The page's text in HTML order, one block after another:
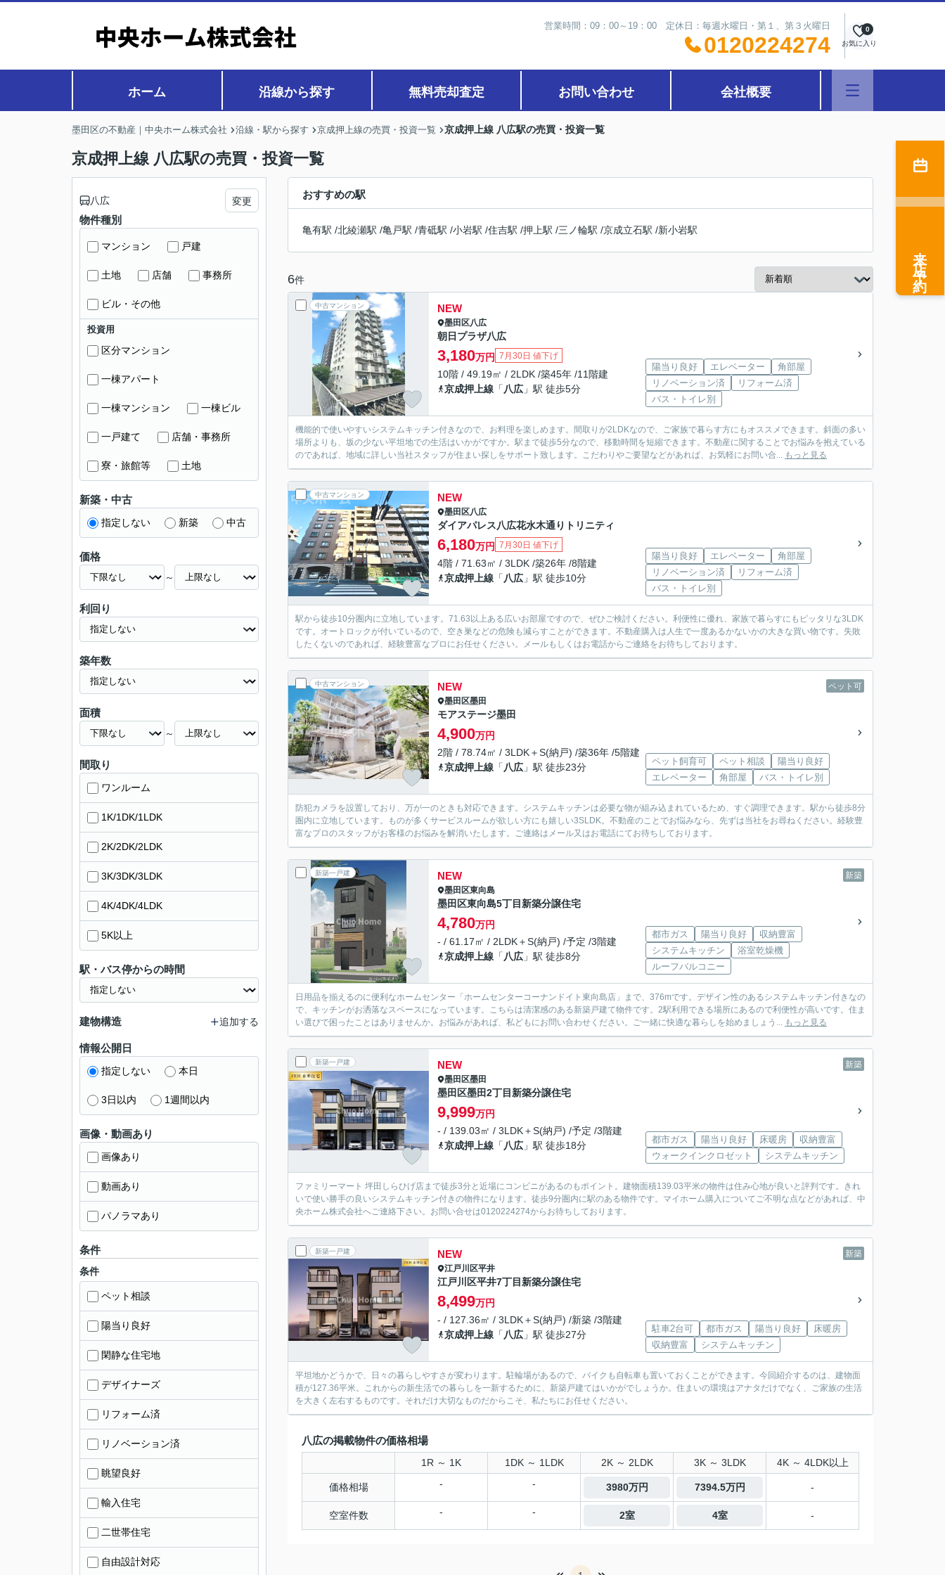
営業時間：09：00～19：00 定休日：毎週水曜日・第１、第３火曜日
0120224274 お気に入り
0
ホーム 沿線から探す 無料売却査定 お問い合わせ 会社概要
墨田区の不動産｜中央ホーム株式会社 沿線・駅から探す 京成押上線の売買・投資一覧 京成押上線 八広駅の売買・投資一覧
京成押上線 八広駅の売買・投資一覧
おすすめの駅
亀有駅 /北綾瀬駅 /亀戸駅 /青砥駅 /小岩駅 /住吉駅 /押上駅 /三ノ輪駅 /京成立石駅 /新小岩駅
6件
中古マンション NEW
墨田区八広
朝日プラザ八広
3,180万円 7月30日 値下げ
10階 / 49.19㎡ / 2LDK /築45年 /11階建
京成押上線 「 八広 」駅 徒歩5分
陽当り良好 エレベーター
角部屋
リノベーション済
リフォーム済
バス・トイレ別
機能的で使いやすいシステムキッチン付きなので、お料理を楽しめます。間取りが2LDKなので、ご家族で暮らす方にもオススメできます。斜面の多い
場所よりも、坂の少ない平坦地での生活はいかがですか。駅まで徒歩5分なので、移動時間を短縮できます。不動産に関することでお悩みを抱えている
のであれば、地域に詳しい当社スタッフが住まい探しをサポート致します。こだわりやご要望などがあれば、お気軽にお問い合... もっと見る
中古マンション NEW
墨田区八広
ダイアパレス八広花水木通りトリニティ
6,180万円 7月30日 値下げ
4階 / 71.63㎡ / 3LDK /築26年 /8階建
京成押上線 「 八広 」駅 徒歩10分
陽当り良好 エレベーター
角部屋
リノベーション済
リフォーム済
バス・トイレ別
駅から徒歩10分圏内に立地しています。71.63以上ある広いお部屋ですので、ぜひご検討ください。利便性に優れ、家族で暮らすにもピッタリな3LDK
です。オートロックが付いているので、空き巣などの危険も減らすことができます。不動産購入は人生で一度あるかないかの大きな買い物です。失敗
したくないのであれば、経験豊富なプロにお任せください。メールもしくはお電話からご連絡をお待ちしております。
中古マンション ペット可
NEW
墨田区墨田
モアステージ墨田
4,900万円
2階 / 78.74㎡ / 3LDK＋S(納戸) /築36年 /5階建
京成押上線 「 八広 」駅 徒歩23分
ペット飼育可 ペット相談
陽当り良好
エレベーター
角部屋 バス・トイレ別
防犯カメラを設置しており、万が一のときも対応できます。システムキッチンは必要な物が組み込まれているため、すぐ調理できます。駅から徒歩8分
圏内に立地しています。ものが多くサービスルームが欲しい方にも嬉しい3SLDK。不動産のことでお悩みなら、先ずは当社をお尋ねください。経験豊
富なプロのスタッフがお客様のお悩みを解消いたします。ご連絡はメール又はお電話にてお待ちしております。
新築一戸建 新築
NEW
墨田区東向島
墨田区東向島5丁目新築分譲住宅
4,780万円
- / 61.17㎡ / 2LDK＋S(納戸) /予定 /3階建
京成押上線 「 八広 」駅 徒歩8分
都市ガス 陽当り良好
収納豊富
システムキッチン
浴室乾燥機
ルーフバルコニー
日用品を揃えるのに便利なホームセンター「ホームセンターコーナンドイト東向島店」まで、376mです。デザイン性のあるシステムキッチン付きなの
で、キッチンがお洒落なスペースになっています。こちらは清潔感のある新築戸建て物件です。2駅利用できる場所にあるので利便性が高いです。住ま
い選びで困ったことはありませんか。お悩みがあれば、私どもにお問い合わせください。ご一緒に快適な暮らしを始めましょう... もっと見る
新築一戸建 新築
NEW
墨田区墨田
墨田区墨田2丁目新築分譲住宅
9,999万円
- / 139.03㎡ / 3LDK＋S(納戸) /予定 /3階建
京成押上線 「 八広 」駅 徒歩18分
都市ガス 陽当り良好 床暖房
収納豊富
ウォークインクロゼット
システムキッチン
ファミリーマート 坪田しらひげ店まで徒歩3分と近場にコンビニがあるのもポイント。建物面積139.03平米の物件は住み心地が良いと評判です。きれ
いで使い勝手の良いシステムキッチン付きの物件になります。徒歩9分圏内に駅のある物件です。マイホーム購入についてご不明な点などがあれば、中
央ホーム株式会社へご連絡下さい。お問い合せは0120224274からお待ちしております。
新築一戸建 新築
NEW
江戸川区平井
江戸川区平井7丁目新築分譲住宅
8,499万円
- / 127.36㎡ / 3LDK＋S(納戸) /新築 /3階建
京成押上線 「 八広 」駅 徒歩27分
駐車2台可 都市ガス 陽当り良好
床暖房
収納豊富
システムキッチン
平坦地かどうかで、日々の暮らしやすさが変わります。駐輪場があるので、バイクも自転車も置いておくことができます。今回紹介するのは、建物面
積が127.36平米。これからの新生活での暮らしを一新するために、新築戸建てはいかがでしょうか。住まいの環境はアナタだけでなく、ご家族の生活
を大きく左右するものです。それだけ大切なものだからこそ、私たちにお任せください。
八広の掲載物件の価格相場
1R ～ 1K 1DK ～ 1LDK 2K ～ 2LDK 3K ～ 3LDK 4K ～ 4LDK以上
価格相場 - - 3980万円 7394.5万円 -
空室件数 - - 2室 4室 -
八広 変更
物件種別
マンション 戸建
土地 店舗 事務所
ビル・その他
投資用
区分マンション
一棟アパート
一棟マンション 一棟ビル
一戸建て 店舗・事務所
寮・旅館等 土地
新築・中古
指定しない 新築 中古
価格
～
利回り
築年数
面積
～
間取り
ワンルーム
1K/1DK/1LDK
2K/2DK/2LDK
3K/3DK/3LDK
4K/4DK/4LDK
5K以上
駅・バス停からの時間
建物構造 追加する
情報公開日
指定しない 本日
3日以内 1週間以内
画像・動画あり
画像あり
動画あり
パノラマあり
条件
条件
ペット相談
陽当り良好
閑静な住宅地
デザイナーズ
リフォーム済
リノベーション済
眺望良好
輸入住宅
二世帯住宅
自由設計対応
来店予約